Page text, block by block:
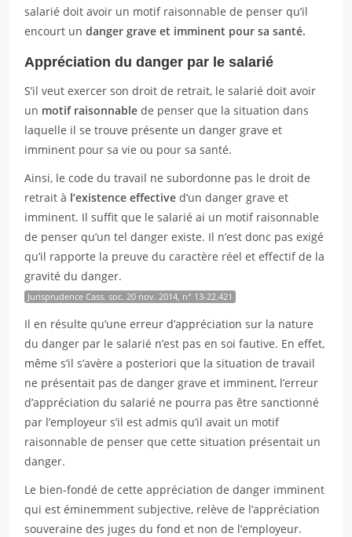
salarié doit avoir un motif raisonnable de penser qu’il
encourt undanger grave et imminent pour sa santé.
Appréciation du danger par le salarié
S’il veut exercer son droit de retrait, le salarié doit avoir
un motif raisonnablede penser que la situation dans
laquelle il se trouve présente un danger grave et
imminent pour sa vie ou pour sa santé.
Ainsi, le code du travail ne subordonne pas le droit de
retrait à l’existence effective d’un danger grave et
imminent. Il suffit que le salarié ai un motif raisonnable
de penser qu’un tel danger existe. Il n’est donc pas exigé
qu’il rapporte la preuve du caractère réel et effectif de la
gravité du danger.
Jurisprudence Cass. soc. 20 nov. 2014, n° 13-22.421
Il en résulte qu’une erreur d’appréciation sur la nature
du danger par le salarié n’est pas en soi fautive. En effet,
même s’il s’avère a posteriori que la situation de travail
ne présentait pas de danger grave et imminent, l’erreur
d’appréciation du salarié ne pourra pas être sanctionné
par l’employeur s’il est admis qu’il avait un motif
raisonnable de penser que cette situation présentait un
danger.
Le bien-fondé de cette appréciation de danger imminent
qui est éminemment subjective, relève de l’appréciation
souveraine des juges du fond et non de l’employeur.